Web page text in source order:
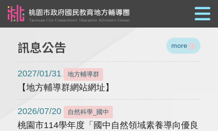
訊息公告 more
2027/01/31 地方輔導群
【地方輔導群網站網址】
2026/07/20 自然科學_國中
桃園市114學年度「國中自然領域素養導向優良